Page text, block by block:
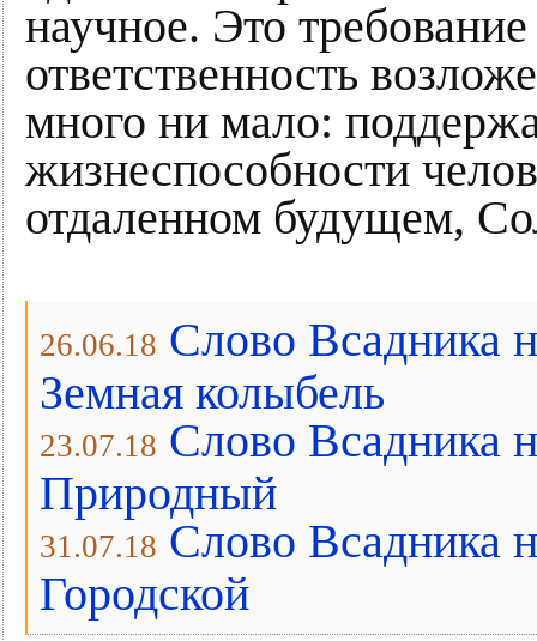
научное. Это
ответственность
много ни мало:
жизнеспособности
отдаленном будущем,
26.06.18 Слово Всадника
Земная колыбель
23.07.18 Слово Всадника
Природный
31.07.18 Слово Всадника
Городской